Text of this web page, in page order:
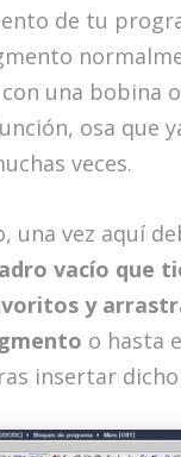
de tu
una bobina
osa que
veces.
una vez aquí
vacío que
y
o hasta
insertar